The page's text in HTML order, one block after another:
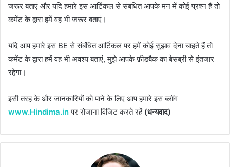
जरूर बताएं और यदि हमारे इस आर्टिकल से संबंधित आपके मन में कोई प्रश्न हैं तो
कमेंट के द्वारा हमें वह भी जरूर बताएं।
यदि आप हमारे इस BE से संबंधित आर्टिकल पर हमें कोई सुझाव देना चाहते हैं तो
कमेंट के द्वारा हमें वह भी अवश्य बताएं, मुझे आपके फ़ीडबैक का बेसब्री से इंतजार
रहेगा।
इसी तरह के और जानकारियों को पाने के लिए आप हमारे इस ब्लॉग
www.Hindima.inपर रोजाना विजिट करते रहें(धन्यवाद)